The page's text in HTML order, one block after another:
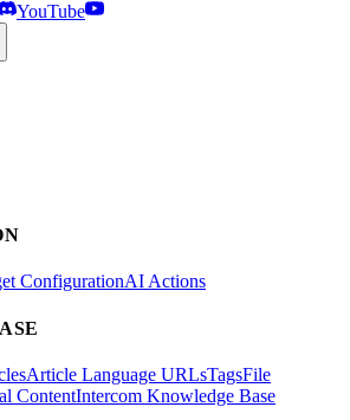
YouTube
ConfigurationAI Actions
Article Language URLsTagsFile
ContentIntercom Knowledge Base